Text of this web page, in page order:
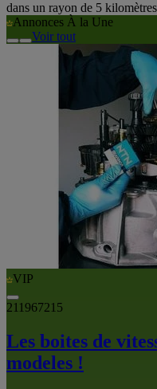
dans un rayon de 5 kilomètres
Annonces À la Une
Voir tout
VIP
211967215
Les boites de
modeles !